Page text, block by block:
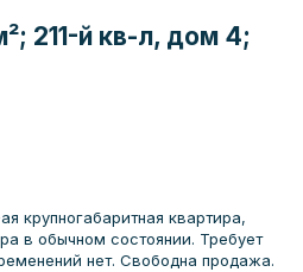
211-й кв-л, дом 4;
крупногабаритная квартира,
в обычном состоянии. Требует
нет. Свободна продажа.